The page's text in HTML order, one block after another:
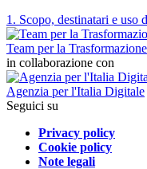
1. Scopo, destinatari e uso
Team per la
in collaborazione con
Agenzia per l'Italia Digitale
Seguici su
Privacy policy
Cookie policy
Note legali